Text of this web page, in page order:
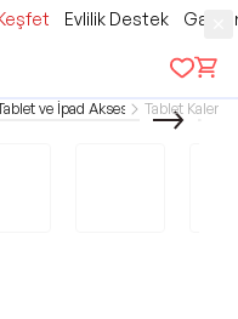
Evlilik Destek
ve İpad Aksesuarları
Tablet